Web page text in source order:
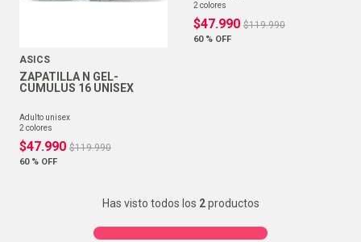
ASICS
ZAPATILLA N GEL-
CUMULUS 16 UNISEX
adulto unisex
2 colores
$47.990 $119.990
60 % OFF
2 colores
$47.990 $119.990
60 % OFF
Has visto todos los 2productos